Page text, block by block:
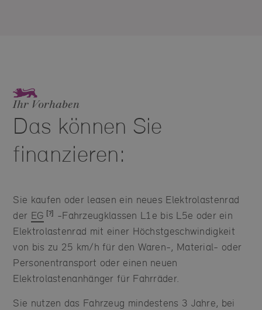
Ihr Vorhaben
Das können Sie
finanzieren:
Sie kaufen oder leasen ein neues Elektrolastenrad
der EG
-Fahrzeugklassen L1e bis L5e oder ein
Elektrolastenrad mit einer Höchstgeschwindigkeit
von bis zu 25 km/h für den Waren-, Material- oder
Personentransport oder einen neuen
Elektrolastenanhänger für Fahrräder.
Sie nutzen das Fahrzeug mindestens 3 Jahre, bei